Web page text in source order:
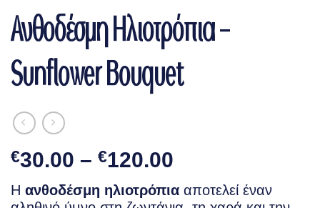
Ανθοδέσμη Ηλιοτρόπια –
Sunflower Bouquet
€30.00 – €120.00
range:
€30.00
Η ανθοδέσμη ηλιοτρόπια αποτελεί έναν